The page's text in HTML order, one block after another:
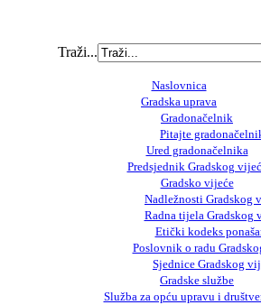
Traži...
Naslovnica
Gradska uprava
Gradonačelnik
Pitajte
Ured gradonačelnika
Predsjednik Gradskog
Gradsko vijeće
Nadležnosti Gradskog
Radna tijela Gradskog
Etički kodeks
Poslovnik o radu
Sjednice Gradskog
Gradske službe
Služba za opću upravu i